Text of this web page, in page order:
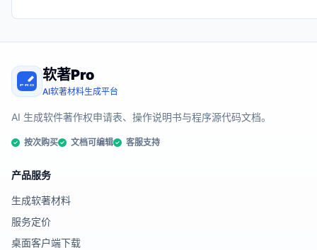
软著Pro
AI软著材料生成平台
AI 生成软件著作权申请表、操作说明书与程序源代码文档。
按次购买 文档可编辑 客服支持
产品服务
生成软著材料
服务定价
桌面客户端下载